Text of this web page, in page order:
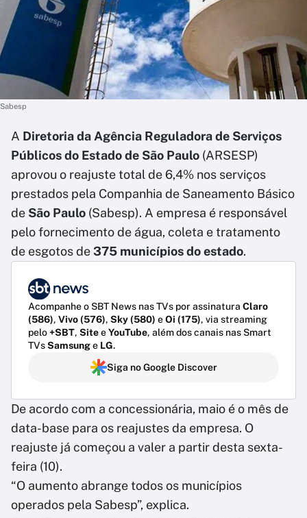
Sabesp
A Diretoria da Agência Reguladora de Serviços
Públicos do Estado de São Paulo (ARSESP)
aprovou o reajuste total de 6,4% nos serviços
prestados pela Companhia de Saneamento Básico
de São Paulo (Sabesp). A empresa é responsável
pelo fornecimento de água, coleta e tratamento
de esgotos de375 municípios do estado.
Acompanhe o SBT News nas TVs por assinatura Claro
(586), Vivo (576), Sky (580) eOi (175), via streaming
pelo+SBT, SiteeYouTube, além dos canais nas Smart
TVsSamsunge LG.
Siga no Google Discover
De acordo com a concessionária, maio é o mês de
data-base para os reajustes da empresa. O
reajuste já começou a valer a partir desta sexta-
feira (10).
“O aumento abrange todos os municípios
operados pela Sabesp”, explica.